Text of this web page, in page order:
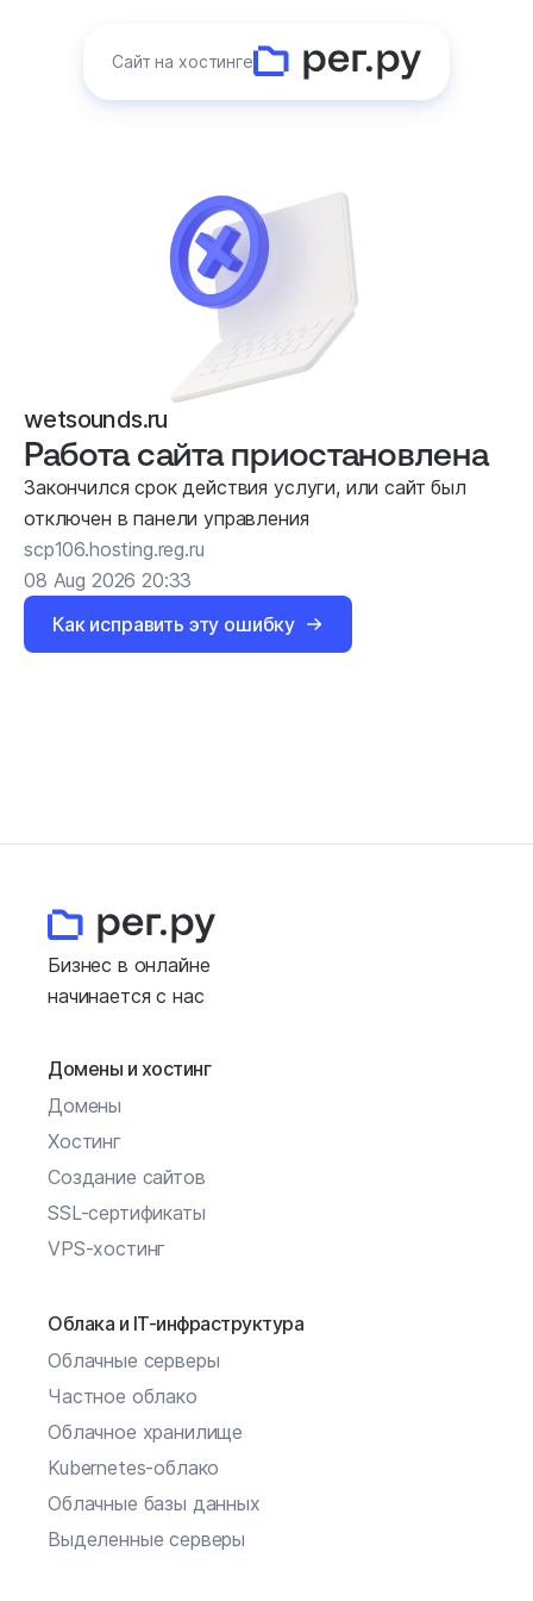
Сайт на хостинге
wetsounds.ru
Работа сайта приостановлена
Закончился срок действия услуги, или сайт был
отключен в панели управления
scp106.hosting.reg.ru
08 Aug 2026 20:33
Как исправить эту ошибку
Бизнес в онлайне
начинается с нас
Домены и хостинг
Домены
Хостинг
Создание сайтов
SSL-сертификаты
VPS-хостинг
Облака и IT-инфраструктура
Облачные серверы
Частное облако
Облачное хранилище
Kubernetes-облако
Облачные базы данных
Выделенные серверы